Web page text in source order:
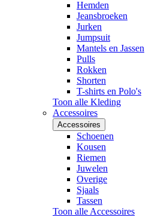
Hemden
Jeansbroeken
Jurken
Jumpsuit
Mantels en Jassen
Pulls
Rokken
Shorten
T-shirts en Polo's
Toon alle Kleding
Accessoires
Accessoires
Schoenen
Kousen
Riemen
Juwelen
Overige
Sjaals
Tassen
Toon alle Accessoires